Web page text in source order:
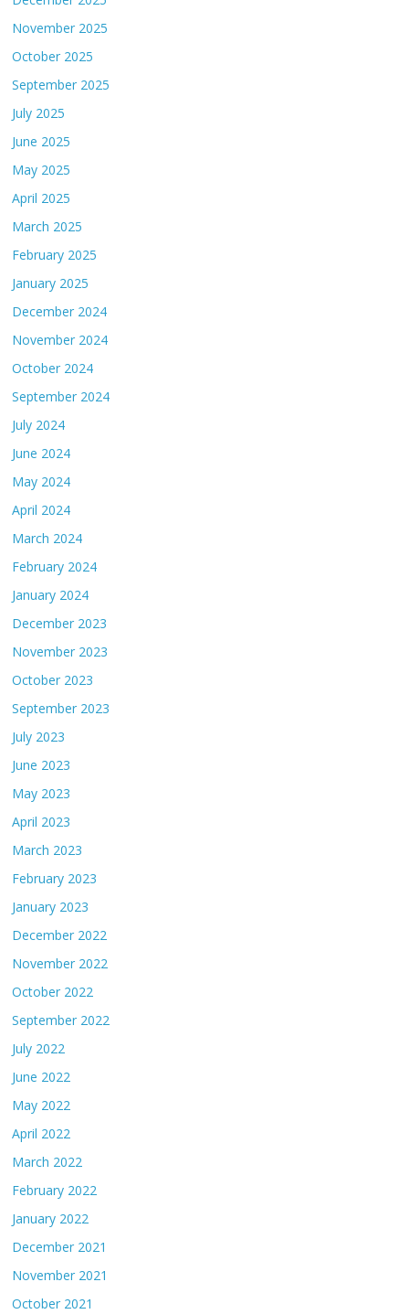
November 2025
October 2025
September 2025
July 2025
June 2025
May 2025
April 2025
March 2025
February 2025
January 2025
December 2024
November 2024
October 2024
September 2024
July 2024
June 2024
May 2024
April 2024
March 2024
February 2024
January 2024
December 2023
November 2023
October 2023
September 2023
July 2023
June 2023
May 2023
April 2023
March 2023
February 2023
January 2023
December 2022
November 2022
October 2022
September 2022
July 2022
June 2022
May 2022
April 2022
March 2022
February 2022
January 2022
December 2021
November 2021
October 2021